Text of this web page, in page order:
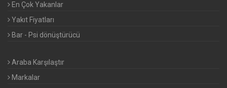
En Çok Yakanlar
Yakıt Fiyatları
Bar - Psi dönüştürücü
Araba Karşılaştır
Markalar